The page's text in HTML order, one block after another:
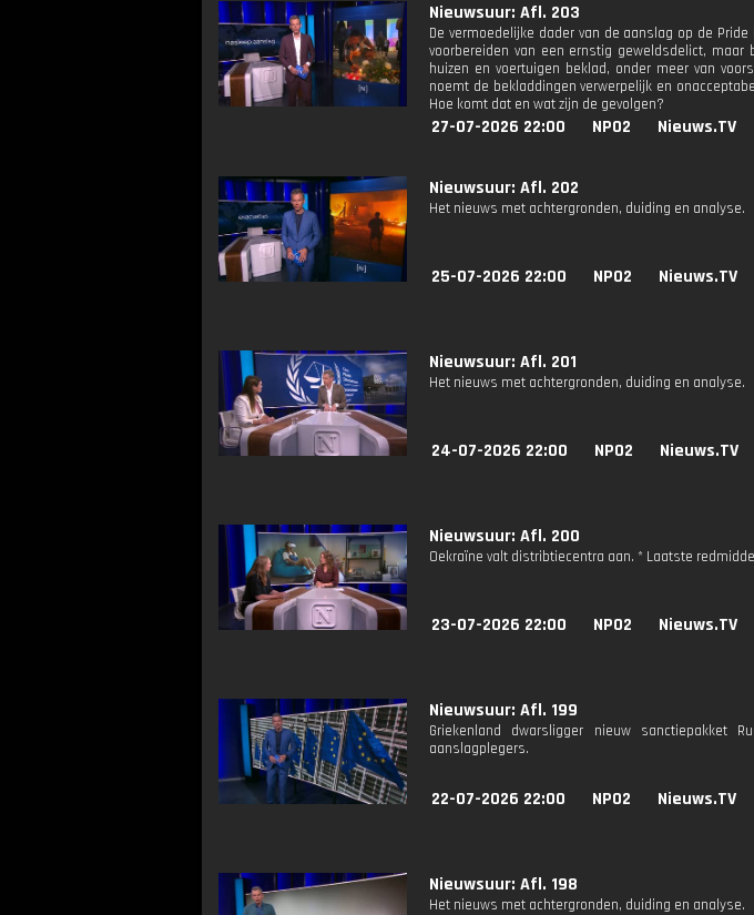
Nieuwsuur: Afl. 203
De vermoedelijke dader van de aanslag op de
voorbereiden van een ernstig geweldsdelict,
huizen en voertuigen beklad, onder meer van
noemt de bekladdingen verwerpelijk en
Hoe komt dat en wat zijn de gevolgen?
27-07-2026 22:00 NPO2 Nieuws.TV
Nieuwsuur: Afl. 202
Het nieuws met achtergronden, duiding en analyse.
25-07-2026 22:00 NPO2 Nieuws.TV
Nieuwsuur: Afl. 201
Het nieuws met achtergronden, duiding en analyse.
24-07-2026 22:00 NPO2 Nieuws.TV
Nieuwsuur: Afl. 200
Oekraïne valt distribtiecentra aan. * Laatste
23-07-2026 22:00 NPO2 Nieuws.TV
Nieuwsuur: Afl. 199
Griekenland dwarsligger nieuw sanctiepakket
aanslagplegers.
22-07-2026 22:00 NPO2 Nieuws.TV
Nieuwsuur: Afl. 198
Het nieuws met achtergronden, duiding en analyse.